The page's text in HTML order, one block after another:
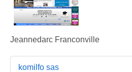
Jeannedarc Franconville
komilfo sas